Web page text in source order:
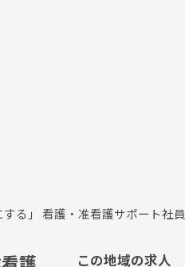
る」 看護・准看護サポート社員
この地域の求人